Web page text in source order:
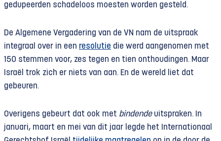
gedupeerden schadeloos moesten worden gesteld.
De Algemene Vergadering van de VN nam de uitspraak
integraal over in een resolutie die werd aangenomen met
150 stemmen voor, zes tegen en tien onthoudingen. Maar
Israël trok zich er niets van aan. En de wereld liet dat
gebeuren.
Overigens gebeurt dat ook met bindendeuitspraken. In
januari, maart en mei van dit jaar legde het Internationaal